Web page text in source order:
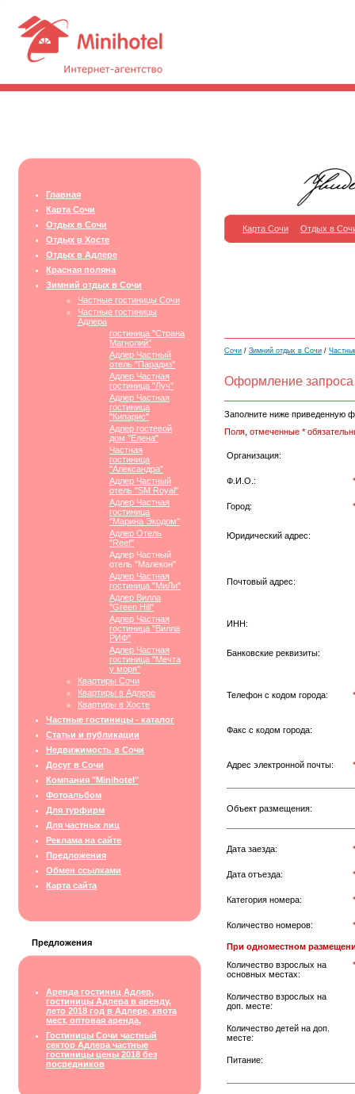
Главная
Карта Сочи
Отдых в Сочи
Отдых в Хосте
Отдых в Адлере
Красная поляна
Зимний отдых в Сочи
Частные гостиницы Сочи
Частные гостиницы
Адлера
гостиница "Страна
Магнолий"
Адлер Частный
отель "Парадиз"
Адлер Частная
гостиница "Луч"
Адлер Частная
гостиница
"Кипарис"
Адлер гостевой
дом "Елена"
Частная
гостиница
"Александра"
Адлер Частный
отель "SM Royal"
Адлер Частная
гостиница
"Марина Экодом"
Адлер Отель
"Reef"
Адлер Частный
отель "Малекон"
Адлер Частная
гостиница "МиЛи"
Адлер Вилла
"Green Hill"
Адлер Частная
гостиница "Вилла
РИФ"
Адлер Частная
гостиница "Мечта
у моря"
Квартиры Сочи
Квартиры в Адлере
Квартиры в Хосте
Частные гостиницы - каталог
Статьи и публикации
Недвижимость в Сочи
Досуг в Сочи
Компания "Minihotel"
Фотоальбом
Для турфирм
Для частных лиц
Реклама на сайте
Предложения
Обмен ссылками
Карта сайта
Предложения
Аренда гостиниц Адлер,
гостиницы Адлера в аренду,
лето 2018 год в Адлере, квота
мест, оптовая аренда,
Гостиницы Сочи частный
сектор Адлера частные
гостиницы цены 2018 без
посредников
Карта Сочи Отдых в
Сочи / Зимний отдых в Сочи /
Оформление запроса
Заполните ниже приведенную
Поля, отмеченные *
Организация:
Ф.И.О.: *
Город: *
Юридический адрес:
Почтовый адрес:
ИНН:
Банковские реквизиты:
Телефон с кодом города: *
Факс с кодом города:
Адрес электронной почты: *
Объект размещения:
Дата заезда: *
Дата отъезда: *
Категория номера: *
Количество номеров: *
При одноместном
Количество взрослых на
основных местах:
*
Количество взрослых на
доп. месте:
Количество детей на доп.
месте:
Питание: